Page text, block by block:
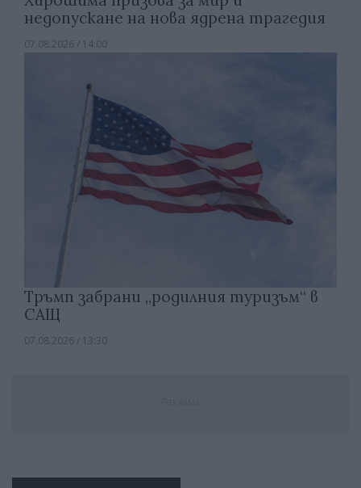
недопускане на нова ядрена трагедия
07.08.2026 / 14:00
Тръмп забрани „родилния туризъм“ в
САЩ
07.08.2026 / 13:30